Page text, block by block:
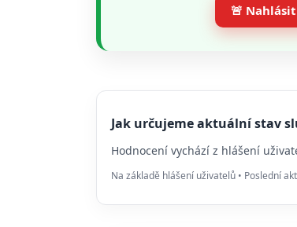
🚨
Jak určujeme aktuální stav
Hodnocení vychází z hlášení
Na základě hlášení uživatelů • Poslední